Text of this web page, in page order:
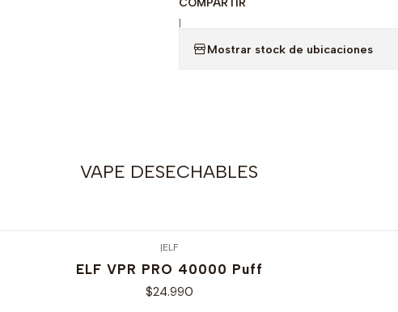
|
Mostrar stock de ubicaciones
VAPE DESECHABLES
|ELF
ELF VPR PRO 40000 Puff
$24.990